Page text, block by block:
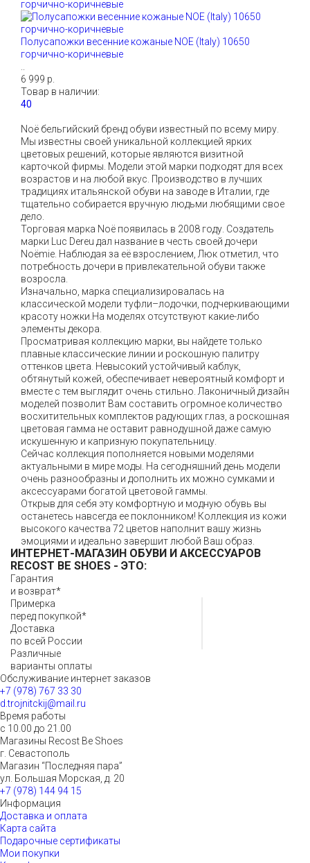
Полусапожки весенние кожаные NOE (Italy) 10650
горчично-коричневые
..
6 999 р.
Товар в наличии:
Noë бельгийский бренд обуви известный по всему миру.
Мы известны своей уникальной коллекцией ярких
цветовых решений, которые являются визитной
карточкой фирмы. Модели этой марки подходят для всех
возрастов и на любой вкус. Производство в лучших
традициях итальянской обуви на заводе в Италии, где
тщательно собирается вручную людьми любящими свое
дело.
Торговая марка Noё появилась в 2008 году. Создатель
марки Luc Dereu дал название в честь своей дочери
Noëmie. Наблюдая за её взрослением, Люк отметил, что
потребность дочери в привлекательной обуви также
возросла.
Изначально, марка специализировалась на
классической модели туфли–лодочки, подчеркивающими
красоту ножки.На моделях отсутствуют какие-либо
элементы декора.
Просматривая коллекцию марки, вы найдете только
плавные классические линии и роскошную палитру
оттенков цвета. Невысокий устойчивый каблук,
обтянутый кожей, обеспечивает невероятный комфорт и
вместе с тем выглядит очень стильно. Лаконичный дизайн
моделей позволит Вам составить огромное количество
восхитительных комплектов радующих глаз, а роскошная
цветовая гамма не оставит равнодушной даже самую
искушенную и капризную покупательницу.
Сейчас коллекция пополняется новыми моделями
актуальными в мире моды. На сегодняшний день модели
очень разнообразны и дополнить их можно сумками и
аксессуарами богатой цветовой гаммы.
Открыв для себя эту комфортную и модную обувь вы
останетесь навсегда ее поклонником! Коллекция из кожи
высокого качества 72 цветов наполнит вашу жизнь
эмоциями и идеально завершит любой Ваш образ.
ИНТЕРНЕТ-МАГАЗИН ОБУВИ И АКСЕССУАРОВ
RECOST BE SHOES - ЭТО:
Гарантия
и возврат*
Примерка
перед покупкой*
Доставка
по всей России
Различные
варианты оплаты
Обслуживание интернет заказов
+7 (978) 767 33 30
d.trojnitckij@mail.ru
Время работы
с 10.00 до 21.00
Магазины Recost Be Shoes
г. Севастополь
Магазин “Последняя пара”
ул. Большая Морская, д. 20
+7 (978) 144 94 15
Информация
Доставка и оплата
Карта сайта
Подарочные сертификаты
Мои покупки